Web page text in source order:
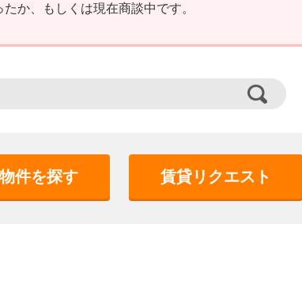
か、もしくは現在商談中です。
件を探す 賃貸リクエスト